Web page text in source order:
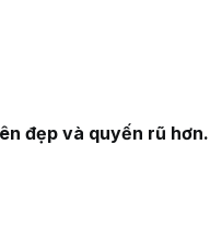
đẹp và quyến rũ hơn.